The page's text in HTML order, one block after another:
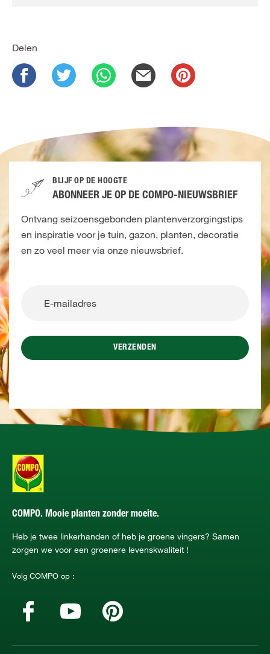
Delen
BLIJF OP DE HOOGTE
ABONNEER JE OP DE COMPO-NIEUWSBRIEF
Ontvang seizoensgebonden plantenverzorgingstips
en inspiratie voor je tuin, gazon, planten, decoratie
en zo veel meer via onze nieuwsbrief.
VERZENDEN
COMPO. Mooie planten zonder moeite.
Heb je twee linkerhanden of heb je groene vingers? Samen
zorgen we voor een groenere levenskwaliteit !
Volg COMPO op :